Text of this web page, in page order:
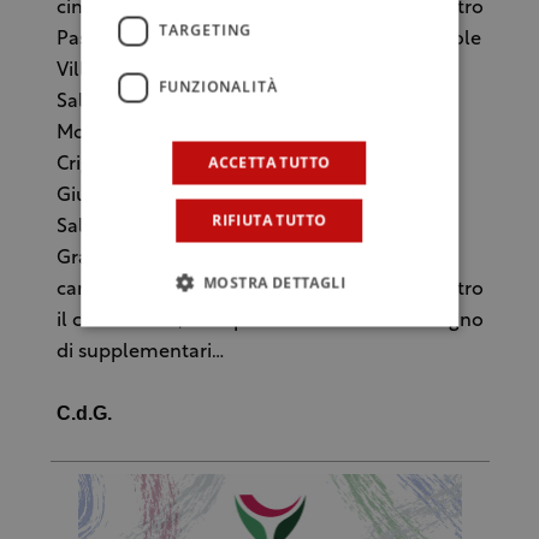
cinque migliori al mondo, Paolo Caridi Maestro
Pasticciere ; Luigi Longo; Luigi Ammirati; Ercole
Villirillo; Luigi Quintieri; Antonio Fuoco;
Salvatore Murano; Enzo Grasso; Michele
Monteleone; Giuseppe Rombolà; Daniele
Crigna; Alessio Argento, Valerio Laino,
Giuseppe Mandaradoni, Abdou Dibbasey e
Salihu Barrow, Arrigo Sebastiano; Pietro De
Grazia; Veneruci Emanuele. Un squadra di
campioni per vincere una partita, quella contro
il coronavirus, che speriamo non abbia bisogno
di supplementari…
C.d.G.
TARGETING
FUNZIONALITÀ
ACCETTA TUTTO
RIFIUTA TUTTO
MOSTRA DETTAGLI